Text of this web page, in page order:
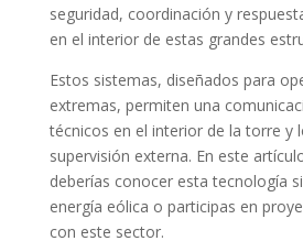
seguridad, coordinación y
en el interior de estas grandes
Estos sistemas, diseñados para
extremas, permiten una
técnicos en el interior de la torre y
supervisión externa. En este
deberías conocer esta tecnología
energía eólica o participas en
con este sector.